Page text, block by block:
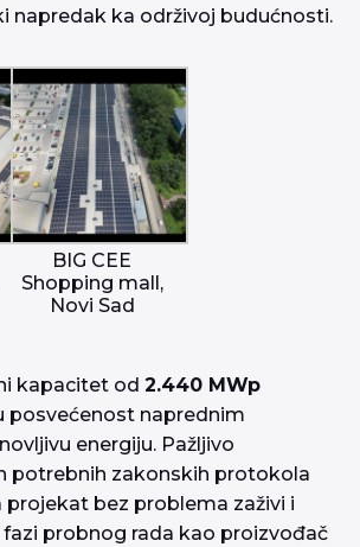
napredak ka održivoj budućnosti.
BIG CEE
Shopping mall,
Novi Sad
kapacitet od 2.440 MWp
posvećenost naprednim
energiju. Pažljivo
potrebnih zakonskih protokola
bez problema zaživi i
fazi probnog rada kao proizvođač